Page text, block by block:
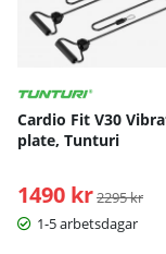
Cardio Fit V30
plate, Tunturi
1490 kr Ordinarie
2295 kr
1-5 arbetsdagar